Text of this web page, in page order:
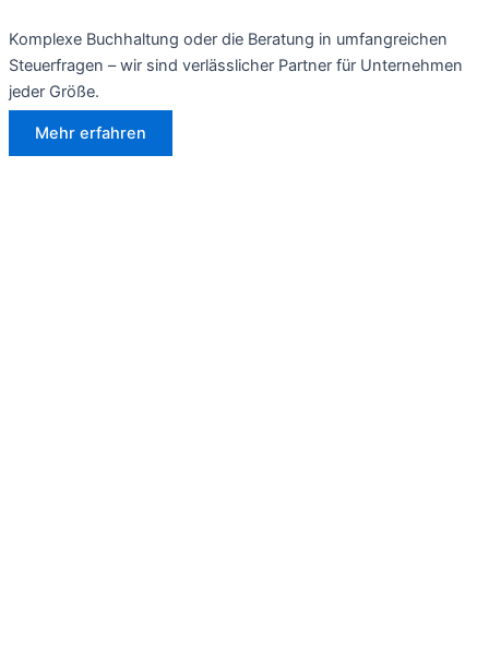
Komplexe Buchhaltung oder die Beratung in umfangreichen
Steuerfragen – wir sind verlässlicher Partner für Unternehmen
jeder Größe.
Mehr erfahren